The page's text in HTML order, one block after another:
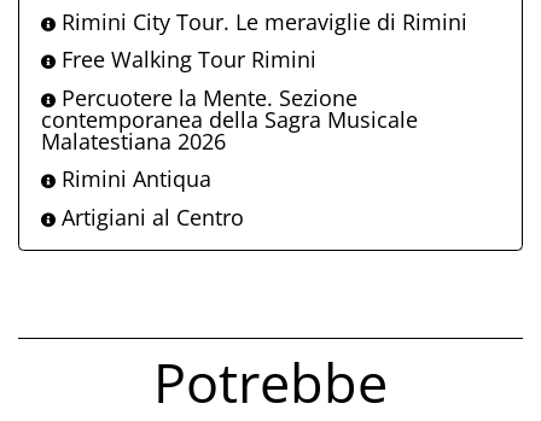
Rimini City Tour. Le meraviglie di Rimini
Free Walking Tour Rimini
Percuotere la Mente. Sezione
contemporanea della Sagra Musicale
Malatestiana 2026
Rimini Antiqua
Artigiani al Centro
Potrebbe